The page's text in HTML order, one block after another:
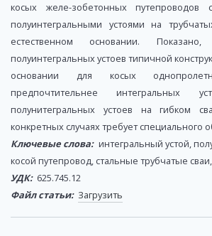
косых желе-зобетонных путепроводов
полуинтегральными устоями на
естественном основании.
полуинтегральных устоев типичной
основании для косых
предпочтительнее интегральных
полунитегральных устоев на гибком
конкретных случаях требует специального
Ключевые слова:интегральный устой,
косой путепровод, стальные трубчатые
УДК:625.745.12
Файл статьи: Загрузить